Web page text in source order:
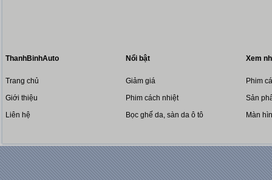
ThanhBinhAuto
Trang chủ
Giới thiệu
Liên hệ
Nổi bật
Giảm giá
Phim cách nhiệt
Bọc ghế da, sàn da ô tô
Xem
Phim
Sản
Màn